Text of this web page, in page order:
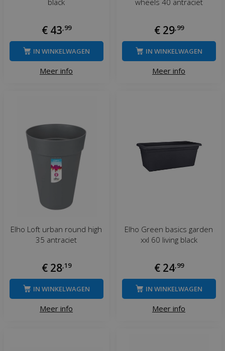
€ 43 99
Meer info
IN WINKELWAGEN
€ 29, 99
Meer info
IN WINKELWAGEN
Elho Loft urban round high
35 antraciet
€ 28 19
Meer info
IN WINKELWAGEN
Elho Green basics garden
xxl 60 living black
€ 24 99
Meer info
IN WINKELWAGEN